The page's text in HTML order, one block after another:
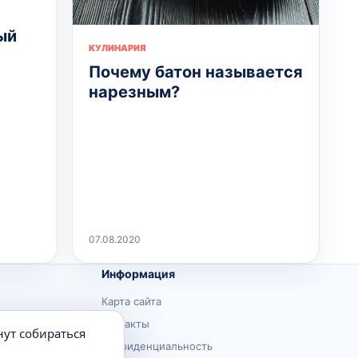
КУЛИНАРИЯ
Почему батон называется
нарезным?
07.08.2020
Информация
Карта сайта
Контакты
Конфиденциальность
собираться